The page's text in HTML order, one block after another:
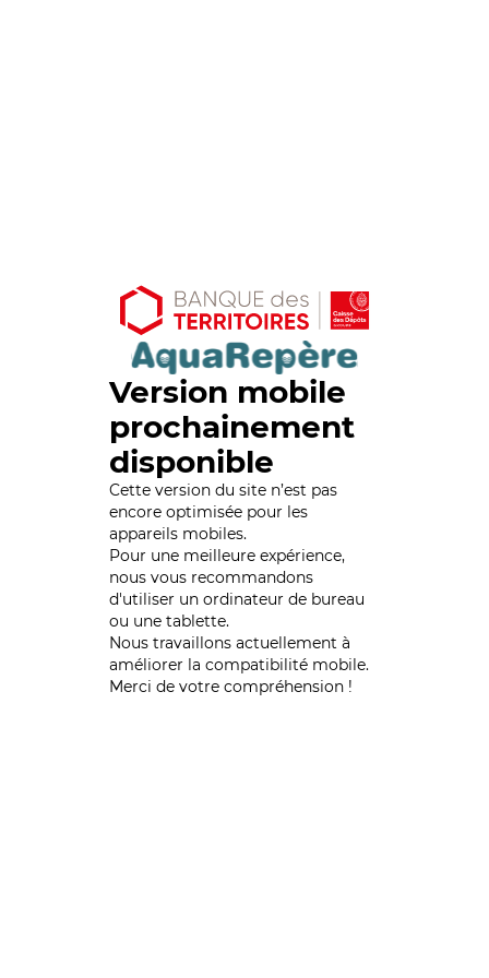
Version mobile
prochainement
disponible
Cette version du site n’est pas
encore optimisée pour les
appareils mobiles.
Pour une meilleure expérience,
nous vous recommandons
d'utiliser un ordinateur de bureau
ou une tablette.
Nous travaillons actuellement à
améliorer la compatibilité mobile.
Merci de votre compréhension !